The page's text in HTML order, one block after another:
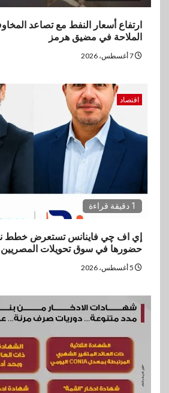
ارتفاع أسعار النفط مع تصاعد
الملاحة في مضيق هرمز
اقتصاد
1 دقيقة قراءة
إي اف چي فاينانس تستعرض خطط نمو
حضورها في سوق تحويلات المصريين